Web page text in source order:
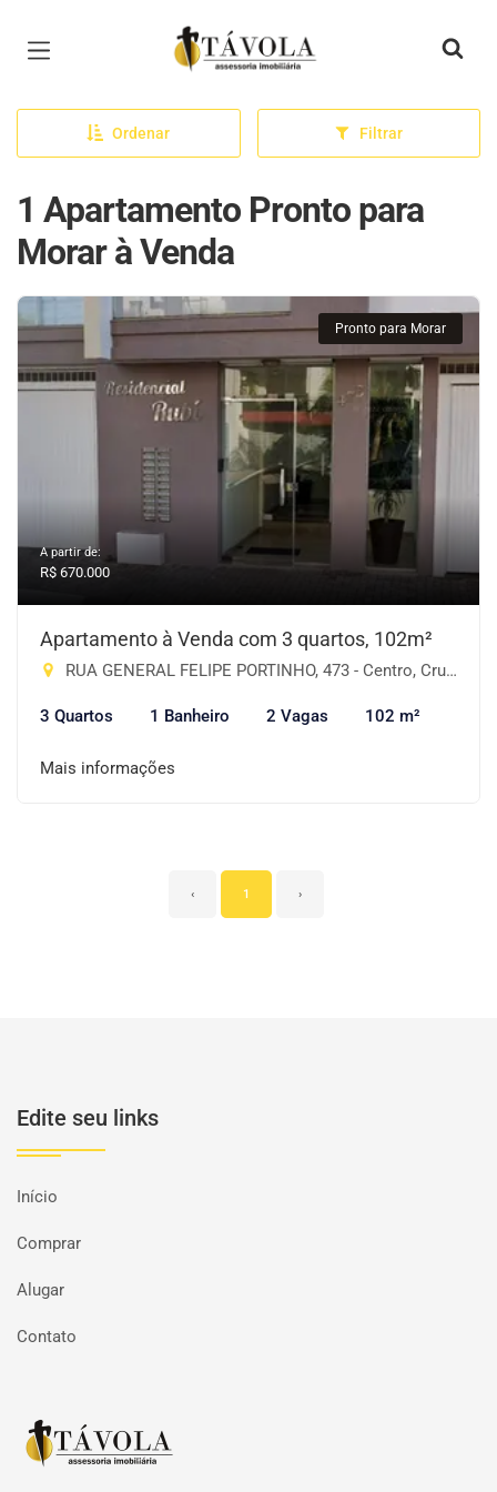
Página inicial
Ordenar Filtrar
1 Apartamento Pronto para
Morar à Venda
Pronto para Morar
A partir de:
R$ 670.000
Apartamento à Venda com 3 quartos, 102m²
RUA GENERAL FELIPE PORTINHO, 473 - Centro, Cruz Alta-RS
3 Quartos 1 Banheiro 2 Vagas 102 m²
Mais informações
‹ 1 ›
Edite seu links
Início
Comprar
Alugar
Contato
Página inicial